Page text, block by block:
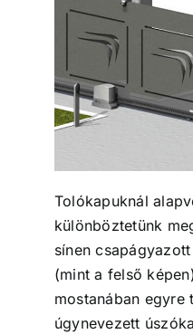
Tolókapuknál
különböztetünk
sínen
(mint a felső
mostanában egyre
úgynevezett